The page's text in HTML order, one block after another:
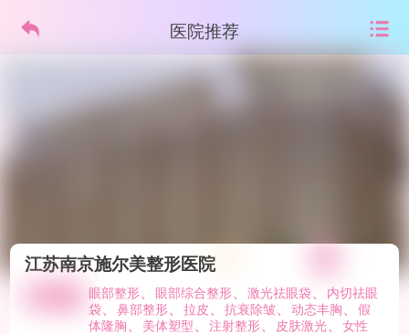
医院推荐
江苏南京施尔美整形医院
眼部整形、 眼部综合整形、 激光祛眼袋、
内切祛眼
袋、 鼻部整形、 拉皮 抗衰除皱、 动态丰胸
假
体隆胸
美体塑型 注射整形、 皮肤激光、
女性